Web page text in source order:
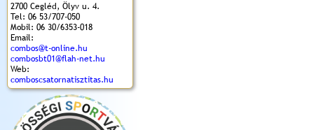
2700 Cegléd, Ölyv u. 4.
Tel: 06 53/707-050
Mobil: 06 30/6353-018
Email:
combos@t-online.hu
combosbt01@flah-net.hu
Web:
comboscsatornatisztitas.hu